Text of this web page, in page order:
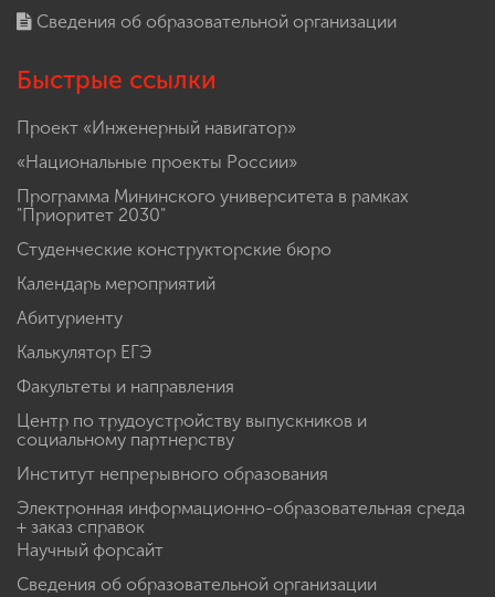
Сведения об образовательной организации
Быстрые ссылки
Проект «Инженерный навигатор»
«Национальные проекты России»
Программа Мининского университета в рамках
"Приоритет 2030"
Студенческие конструкторские бюро
Календарь мероприятий
Абитуриенту
Калькулятор ЕГЭ
Факультеты и направления
Центр по трудоустройству выпускников и
социальному партнерству
Институт непрерывного образования
Электронная информационно-образовательная среда
+ заказ справок
Научный форсайт
Сведения об образовательной организации